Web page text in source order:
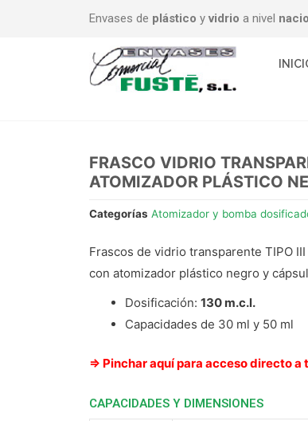
Envases de plástico y vidrio a nivel
FRASCO VIDRIO
ATOMIZADOR PLÁSTICO
Categorías Atomizador y bomba
Frascos de vidrio transparente TIPO
con atomizador plástico negro y
Dosificación: 130 m.c.l.
Capacidades de 30 ml y 50 ml
⇒ Pinchar aquí para acceso directo a
CAPACIDADES Y DIMENSIONES